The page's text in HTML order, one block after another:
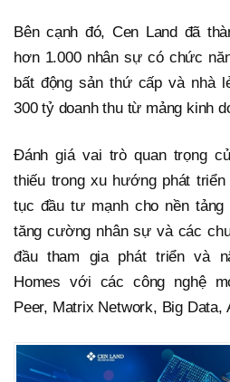
Bên cạnh đó, Cen Land đã
hơn 1.000 nhân sự có chức
bất động sản thứ cấp và nhà
300 tỷ doanh thu từ mảng kinh
Đánh giá vai trò quan trọng
thiếu trong xu hướng phát
tục đầu tư mạnh cho nền tảng
tăng cường nhân sự và các
đầu tham gia phát triển và
Homes với các công nghệ
Peer, Matrix Network, Big Data,